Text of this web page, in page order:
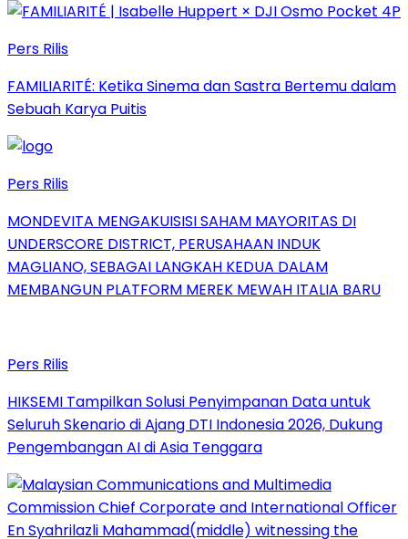
Pers Rilis
FAMILIARITÉ: Ketika Sinema dan Sastra Bertemu dalam
Sebuah Karya Puitis
Pers Rilis
MONDEVITA MENGAKUISISI SAHAM MAYORITAS DI
UNDERSCORE DISTRICT, PERUSAHAAN INDUK
MAGLIANO, SEBAGAI LANGKAH KEDUA DALAM
MEMBANGUN PLATFORM MEREK MEWAH ITALIA BARU
Pers Rilis
HIKSEMI Tampilkan Solusi Penyimpanan Data untuk
Seluruh Skenario di Ajang DTI Indonesia 2026, Dukung
Pengembangan AI di Asia Tenggara